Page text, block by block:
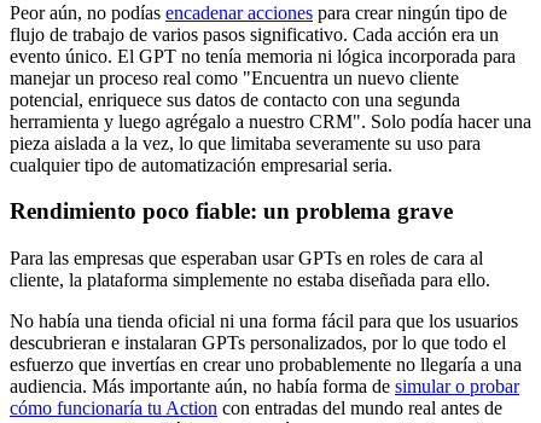
Peor aún, no podías encadenar acciones para crear ningún tipo de
flujo de trabajo de varios pasos significativo. Cada acción era un
evento único. El GPT no tenía memoria ni lógica incorporada para
manejar un proceso real como "Encuentra un nuevo cliente
potencial, enriquece sus datos de contacto con una segunda
herramienta y luego agrégalo a nuestro CRM". Solo podía hacer una
pieza aislada a la vez, lo que limitaba severamente su uso para
cualquier tipo de automatización empresarial seria.
Rendimiento poco fiable: un problema grave
Para las empresas que esperaban usar GPTs en roles de cara al
cliente, la plataforma simplemente no estaba diseñada para ello.
No había una tienda oficial ni una forma fácil para que los usuarios
descubrieran e instalaran GPTs personalizados, por lo que todo el
esfuerzo que invertías en crear uno probablemente no llegaría a una
audiencia. Más importante aún, no había forma de simular o probar
cómo funcionaría tu Action con entradas del mundo real antes de